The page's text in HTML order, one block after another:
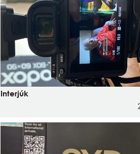
Interjúk